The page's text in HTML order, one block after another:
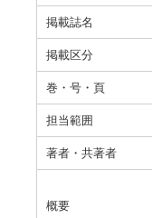
掲載誌名
掲載区分
巻・号・頁
担当範囲
著者・共著者
概要